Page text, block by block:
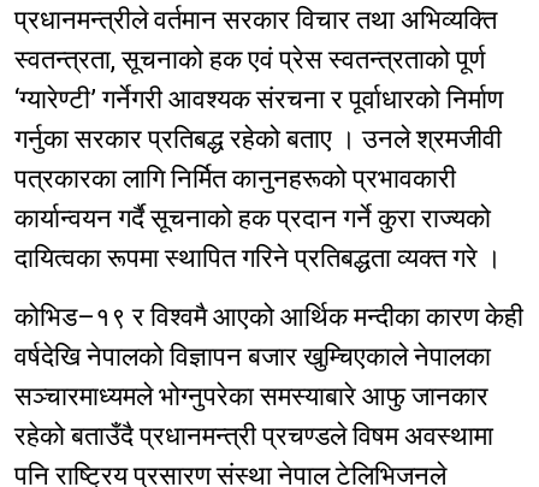
प्रधानमन्त्रीले वर्तमान सरकार विचार तथा अभिव्यक्ति
स्वतन्त्रता, सूचनाको हक एवं प्रेस स्वतन्त्रताको पूर्ण
‘ग्यारेण्टी’ गर्नेगरी आवश्यक संरचना र पूर्वाधारको निर्माण
गर्नुका सरकार प्रतिबद्ध रहेको बताए । उनले श्रमजीवी
पत्रकारका लागि निर्मित कानुनहरूको प्रभावकारी
कार्यान्वयन गर्दै सूचनाको हक प्रदान गर्ने कुरा राज्यको
दायित्वका रूपमा स्थापित गरिने प्रतिबद्धता व्यक्त गरे ।
कोभिड–१९ र विश्वमै आएको आर्थिक मन्दीका कारण केही
वर्षदेखि नेपालको विज्ञापन बजार खुम्चिएकाले नेपालका
सञ्चारमाध्यमले भोग्नुपरेका समस्याबारे आफु जानकार
रहेको बताउँदै प्रधानमन्त्री प्रचण्डले विषम अवस्थामा
पनि राष्ट्रिय प्रसारण संस्था नेपाल टेलिभिजनले